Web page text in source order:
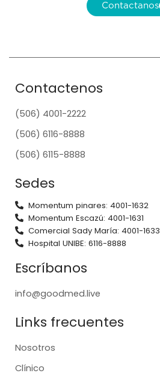
Contactanos
Contactenos
(506) 4001-2222
(506) 6116-8888
(506) 6115-8888
Sedes
Momentum pinares: 4001-1632
Momentum Escazú: 4001-1631
Comercial Sady María: 4001-1633
Hospital UNIBE: 6116-8888
Escríbanos
info@goodmed.live
Links frecuentes
Nosotros
Clínico